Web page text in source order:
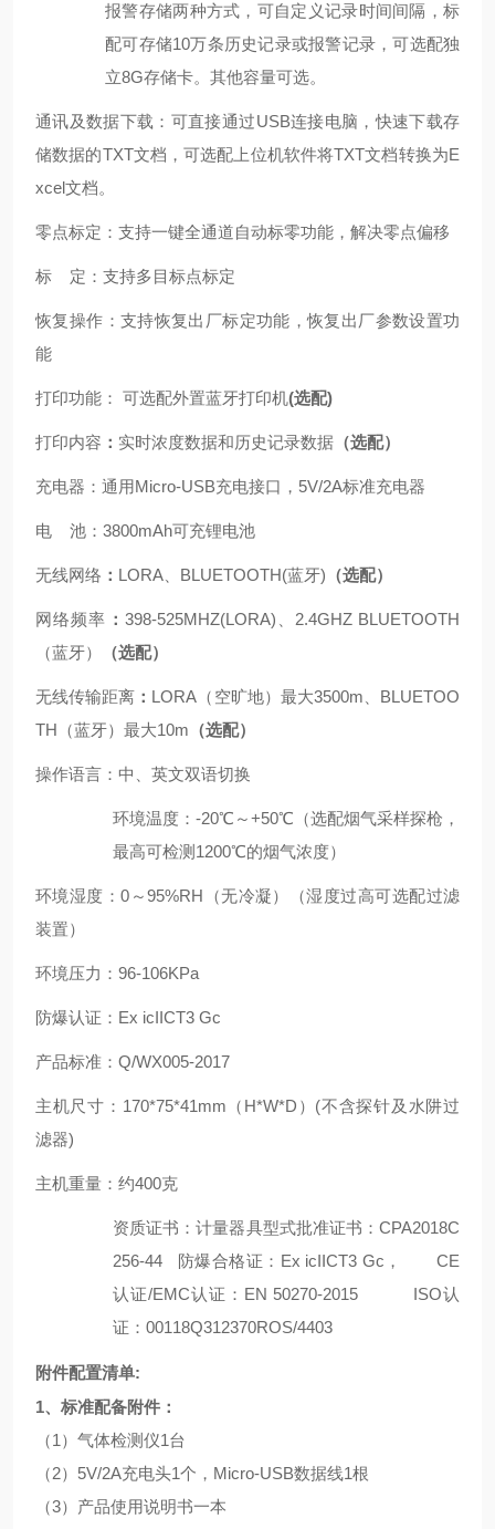
报警存储两种方式，可自定义记录时间间隔，标
配可存储10万条历史记录或报警记录，可选配独
立8G存储卡。其他容量可选。
通讯及数据下载：可直接通过USB连接电脑，快速下载存
储数据的TXT文档，可选配上位机软件将TXT文档转换为E
xcel文档。
零点标定：支持一键全通道自动标零功能，解决零点偏移
标 定：支持多目标点标定
恢复操作：支持恢复出厂标定功能，恢复出厂参数设置功
能
打印功能： 可选配外置蓝牙打印机(选配)
打印内容 ： 实时浓度数据和历史记录数据 （选配）
充电器：通用Micro-USB充电接口， 5V/2A标准充电器
电 池： 3800mAh可充锂电池
无线网络 ： LORA BLUETOOTH(蓝牙) （选配）
网络频率 ： 398-525MHZ(LORA) 2.4GHZ BLUETOOTH
（蓝牙）
（选配）
无线传输距离 ： LORA （空旷地）最大3500m
BLUETOO
TH （蓝牙） 最大10m （选配）
操作语言： 中、英文双语切换
环境温度： -20℃～+50℃（选配烟气采样探枪，
最高可检测 1200℃的烟气浓度）
环境湿度：0 ～95%RH （无冷凝）（湿度过高可选配过滤
装置）
环境压力： 96-106KPa
防爆认证： Ex icIICT3 Gc
产品标准： Q/WX005-2017
主机尺寸： 170*75*41mm （ H*W*D ） (不含探针及水阱过
滤器)
主机重量：约400克
资质证书：计量器具型式批准证书： CPA2018C
256-44
防爆合格证： Ex icIICT3 Gc ，
CE
认证/EMC认证： EN 50270-2015 ISO认
证： 00118Q312370ROS/4403
附件配置清单:
1、标准配备附件：
（1 ）气体检测仪1台
（2） 5V/2A充电头1个， Micro-USB数据线1根
（3）产品使用说明书一本